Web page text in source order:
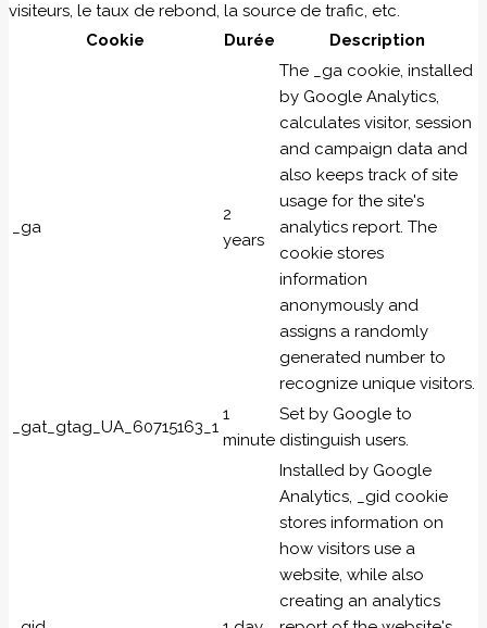
visiteurs, le taux de rebond, la source de trafic, etc.
Cookie
Durée Description
_ga
2
years
The _ga cookie, installed
by Google Analytics,
calculates visitor, session
and campaign data and
also keeps track of site
usage for the site's
analytics report. The
cookie stores
information
anonymously and
assigns a randomly
generated number to
recognize unique visitors.
_gat_gtag_UA_60715163_1
1
minute
Set by Google to
distinguish users.
Installed by Google
Analytics, _gid cookie
stores information on
how visitors use a
website, while also
creating an analytics